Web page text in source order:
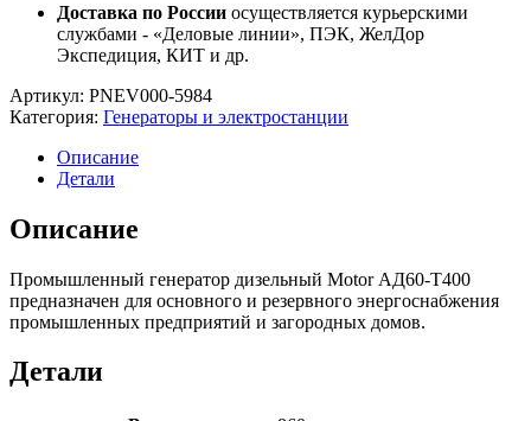
Доставка по России осуществляется курьерскими
службами - «Деловые линии», ПЭК, ЖелДор
Экспедиция, КИТ и др.
Артикул: PNEV000-5984
Категория: Генераторы и электростанции
Описание
Детали
Описание
Промышленный генератор дизельный Motor АД60-T400
предназначен для основного и резервного энергоснабжения
промышленных предприятий и загородных домов.
Детали